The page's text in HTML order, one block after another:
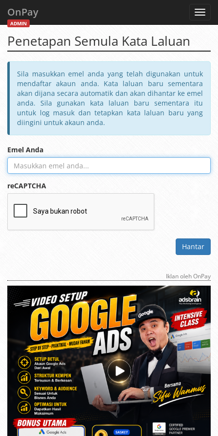
OnPay
ADMIN
Penetapan Semula Kata Laluan
Sila masukkan emel anda yang telah digunakan untuk
mendaftar akaun anda. Kata laluan baru sementara
akan dijana secara automatik dan akan dihantar ke emel
anda. Sila gunakan kata laluan baru sementara itu
untuk log masuk dan tetapkan kata laluan baru yang
diingini untuk akaun anda.
Emel Anda
reCAPTCHA
Hantar
Iklan oleh OnPay